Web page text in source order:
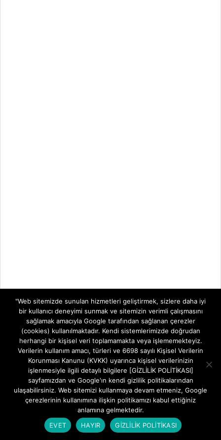
"Web sitemizde sunulan hizmetleri geliştirmek, sizlere daha iyi
bir kullanıcı deneyimi sunmak ve sitemizin verimli çalışmasını
sağlamak amacıyla Google tarafından sağlanan çerezler
(cookies) kullanılmaktadır. Kendi sistemlerimizde doğrudan
herhangi bir kişisel veri toplamamakta veya işlememekteyiz.
Verilerin kullanım amacı, türleri ve 6698 sayılı Kişisel Verilerin
Korunması Kanunu (KVKK) uyarınca kişisel verilerinizin
işlenmesiyle ilgili detaylı bilgilere [GİZLİLİK POLİTİKASI]
sayfamızdan ve Google'ın kendi gizlilik politikalarından
ulaşabilirsiniz. Web sitemizi kullanmaya devam etmeniz, Google
çerezlerinin kullanımına ilişkin politikamızı kabul ettiğiniz
anlamına gelmektedir.
EVET
HAYIR GİZLİLİK POLİTİKASI